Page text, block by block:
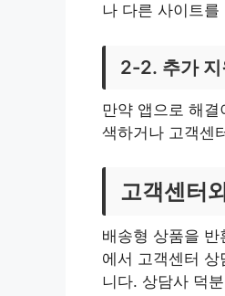
나 다른 사이트
2-2. 추가 지
만약 앱으로 해
색하거나 고객센
고객센터
배송형 상품을
에서 고객센터
니다. 상담사 덕